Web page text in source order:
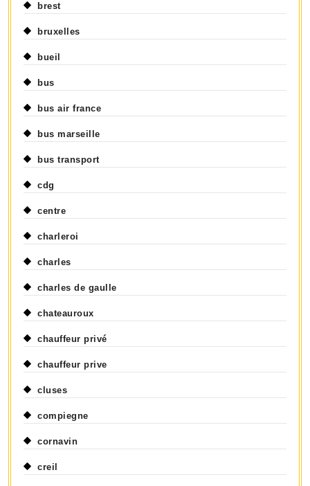
brest
bruxelles
bueil
bus
bus air france
bus marseille
bus transport
cdg
centre
charleroi
charles
charles de gaulle
chateauroux
chauffeur privé
chauffeur prive
cluses
compiegne
cornavin
creil